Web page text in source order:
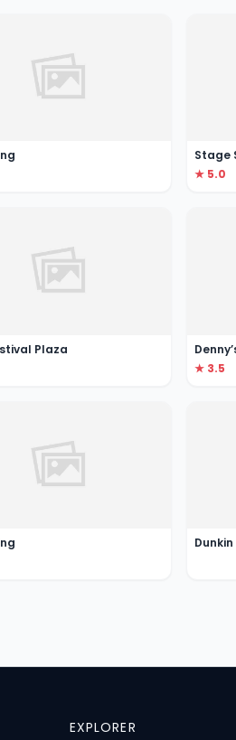
Stage
★ 5.0
Plaza
★ 3.5
Dunkin
EXPLORER